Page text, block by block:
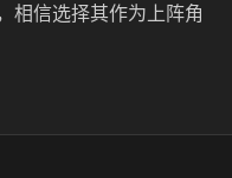
相信选择其作为上阵角